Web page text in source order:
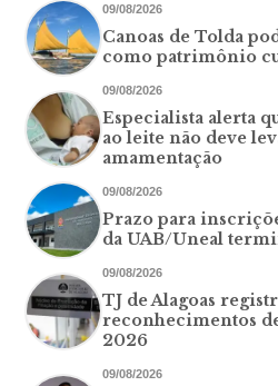
09/08/2026
Canoas de Tolda
como patrimônio
09/08/2026
Especialista alerta
ao leite não deve
amamentação
09/08/2026
Prazo para
da UAB/Uneal
09/08/2026
TJ de Alagoas
reconhecimentos
2026
09/08/2026